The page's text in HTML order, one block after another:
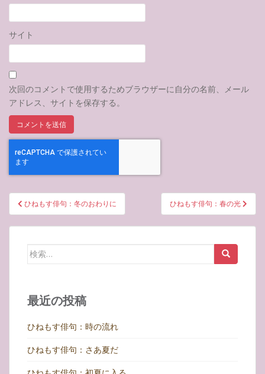
サイト
次回のコメントで使用するためブラウザーに自分の名前、メール
アドレス、サイトを保存する。
投
稿
ナ
ひねもす俳句：冬のおわりに ひねもす俳句：春の光
検
最近の投稿
ひねもす俳句：時の流れ
ひねもす俳句：さあ夏だ